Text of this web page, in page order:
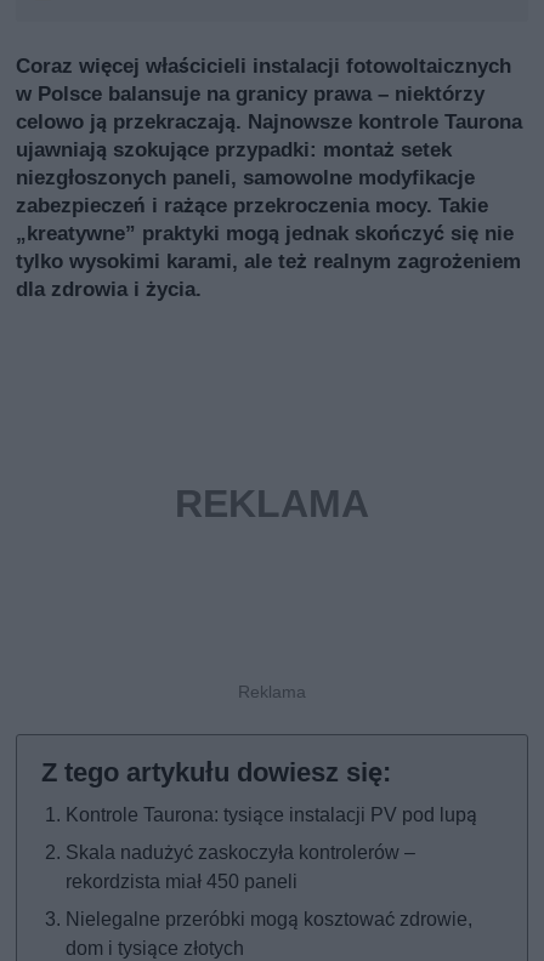
Coraz więcej właścicieli instalacji fotowoltaicznych
w Polsce balansuje na granicy prawa – niektórzy
celowo ją przekraczają. Najnowsze kontrole Taurona
ujawniają szokujące przypadki: montaż setek
niezgłoszonych paneli, samowolne modyfikacje
zabezpieczeń i rażące przekroczenia mocy. Takie
„kreatywne” praktyki mogą jednak skończyć się nie
tylko wysokimi karami, ale też realnym zagrożeniem
dla zdrowia i życia.
Kontrole Taurona: tysiące instalacji PV pod lupą
Skala nadużyć zaskoczyła kontrolerów –
rekordzista miał 450 paneli
Nielegalne przeróbki mogą kosztować zdrowie,
dom i tysiące złotych